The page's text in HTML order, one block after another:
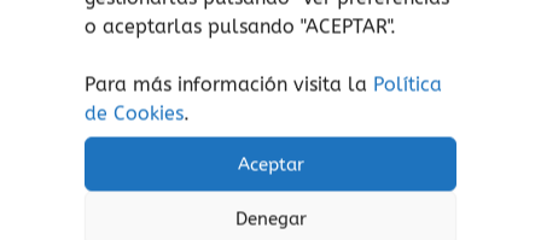
o aceptarlas pulsando "ACEPTAR".
Para más información visita la Política
de Cookies.
Aceptar
Denegar
El último jugador tiene que
robar dos cartas del
Después de jugar una carta
tiene que seguir el color o
el nombre de la última
carta numerada jugadao